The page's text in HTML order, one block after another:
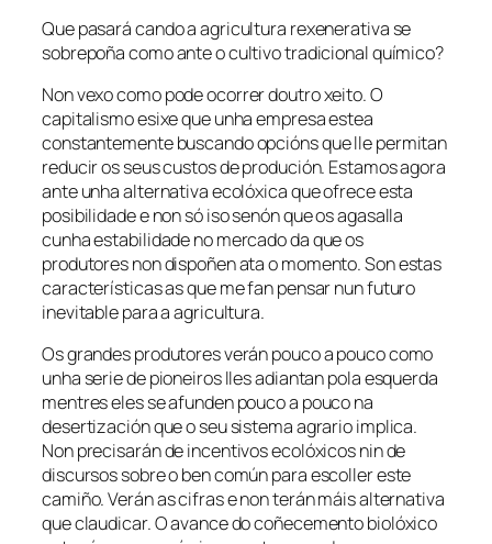
Que pasará cando a agricultura rexenerativa se
sobrepoña como ante o cultivo tradicional químico?
Non vexo como pode ocorrer doutro xeito. O
capitalismo esixe que unha empresa estea
constantemente buscando opcións que lle permitan
reducir os seus custos de produción. Estamos agora
ante unha alternativa ecolóxica que ofrece esta
posibilidade e non só iso senón que os agasalla
cunha estabilidade no mercado da que os
produtores non dispoñen ata o momento. Son estas
características as que me fan pensar nun futuro
inevitable para a agricultura.
Os grandes produtores verán pouco a pouco como
unha serie de pioneiros lles adiantan pola esquerda
mentres eles se afunden pouco a pouco na
desertización que o seu sistema agrario implica.
Non precisarán de incentivos ecolóxicos nin de
discursos sobre o ben común para escoller este
camiño. Verán as cifras e non terán máis alternativa
que claudicar. O avance do coñecemento biolóxico